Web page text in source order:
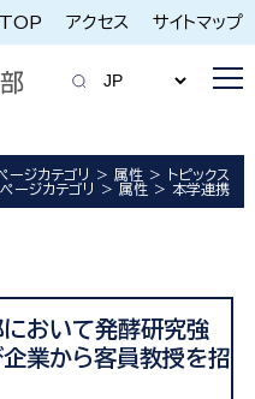
TOP アクセス サイトマップ
ージカテゴリ 属性
トピックス
ージカテゴリ 属性 本学連携
おいて発酵研究強
業から客員教授を招